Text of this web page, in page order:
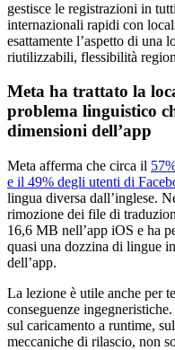
gestisce le registrazioni in
internazionali rapidi con
esattamente l’aspetto di una
riutilizzabili, flessibilità
Meta ha trattato la
problema linguistico
dimensioni dell’app
Meta afferma che circa il
e il 49% degli utenti di
lingua diversa dall’inglese.
rimozione dei file di
16,6 MB nell’app iOS e ha
quasi una dozzina di lingue
dell’app.
La lezione è utile anche per
conseguenze
sul caricamento a runtime,
meccaniche di rilascio, non